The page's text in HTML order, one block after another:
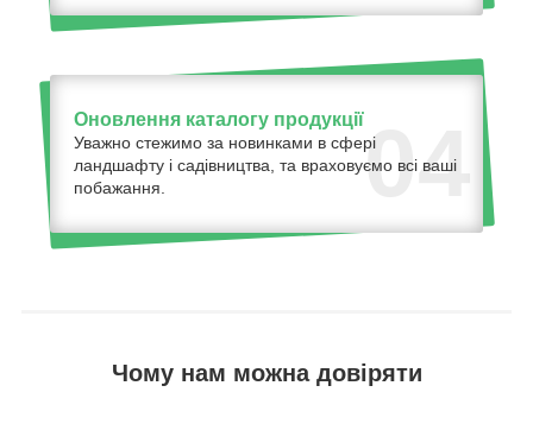
04
Оновлення каталогу продукції
Уважно стежимо за новинками в сфері
ландшафту і садівництва, та враховуємо всі ваші
побажання.
Чому нам можна довіряти